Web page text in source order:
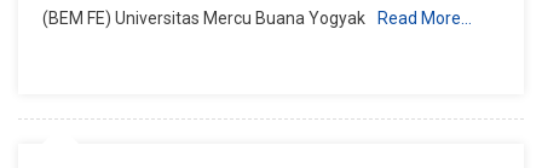
(BEM FE) Universitas Mercu Buana Yogyak
Read More…